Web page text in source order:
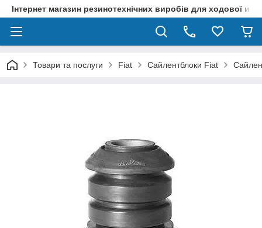
Інтернет магазин резинотехнічних виробів для ходової и
Товари та послуги Fiat Сайлентблоки Fiat